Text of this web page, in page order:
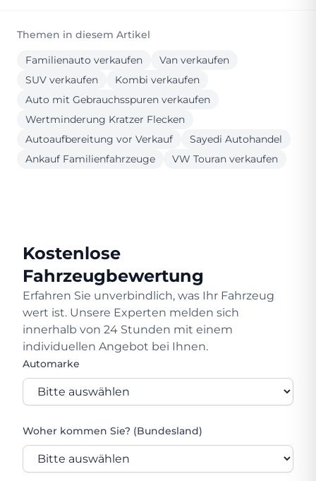
Themen in diesem Artikel
Familienauto verkaufen
Van verkaufen
SUV verkaufen
Kombi verkaufen
Auto mit Gebrauchsspuren verkaufen
Wertminderung Kratzer Flecken
Autoaufbereitung vor Verkauf
Sayedi Autohandel
Ankauf Familienfahrzeuge
VW Touran verkaufen
Kostenlose
Fahrzeugbewertung
Erfahren Sie unverbindlich, was Ihr Fahrzeug
wert ist. Unsere Experten melden sich
innerhalb von 24 Stunden mit einem
individuellen Angebot bei Ihnen.
Automarke
Woher kommen Sie? (Bundesland)